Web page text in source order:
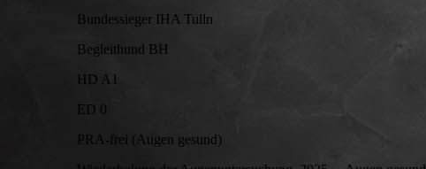
Bundessieger IHA Tulln
Begleithund BH
HD A1
ED 0
PRA-frei (Augen gesund)